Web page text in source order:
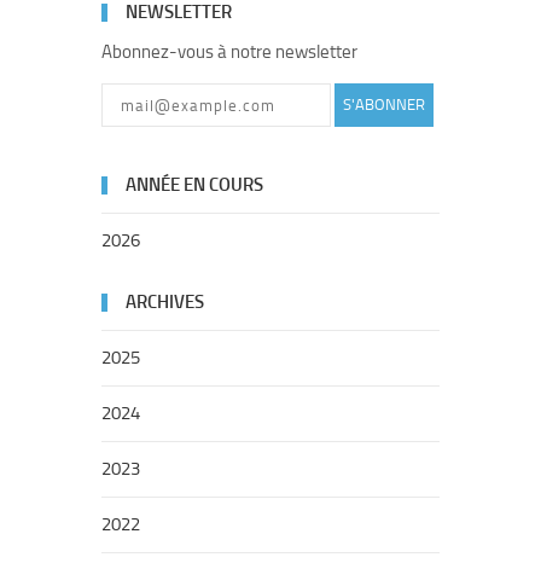
NEWSLETTER
Abonnez-vous à notre newsletter
S'ABONNER
ANNÉE EN COURS
2026
ARCHIVES
2025
2024
2023
2022